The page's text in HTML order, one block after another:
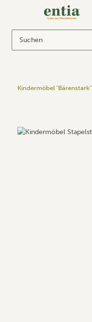
Kindermöbel "Bärenstark"